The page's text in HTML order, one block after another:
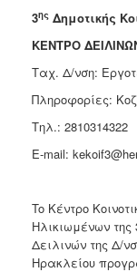
(Κ.Δ.Α.Π.)
Κέντρα
Ημερήσιας
(Κ.Η.Φ.Η.)
Αδειοδότηση
3ης Δημοτικής
ΚΕΝΤΡΟ
Ταχ. Δ/νση:
Πληροφορίες:
Τηλ.: 2810314322
E-mail:
To Κέντρο
Ηλικιωμένων της
Δειλινών της Δ/
Ηρακλείου